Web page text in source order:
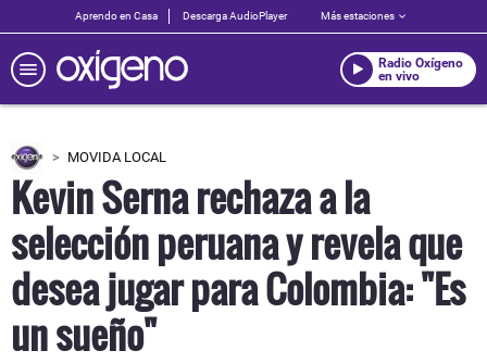
Aprendo en Casa Descarga AudioPlayer Más estaciones
Radio Oxígeno
en vivo
MOVIDA LOCAL
Kevin Serna rechaza a la
selección peruana y revela que
desea jugar para Colombia: "Es
un sueño"